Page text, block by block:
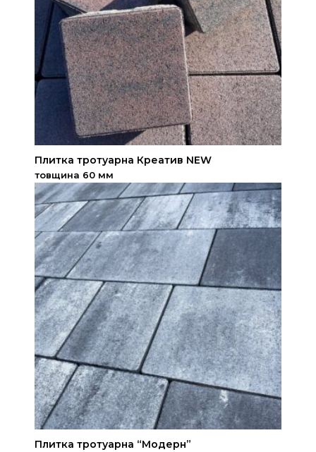
Плитка тротуарна Креатив NEW
товщина 60 мм
Плитка тротуарна “Модерн”